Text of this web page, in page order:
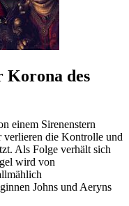
Korona des
einem Sirenenstern
verlieren die Kontrolle und
Als Folge verhält sich
wird von
Johns und Aeryns